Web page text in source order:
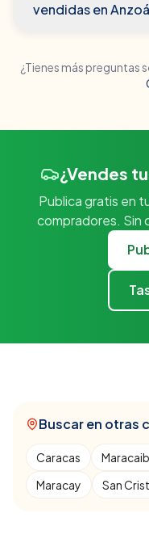
vendidas en
¿Tienes más preguntas
¿Vendes
Publica gratis en
compradores. Sin
Buscar en otras
Caracas
Maracay
San